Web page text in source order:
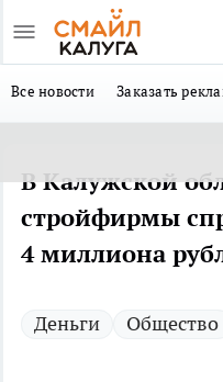
Все новости Заказать
В Калужской
стройфирмы
4 миллиона
Деньги Общество